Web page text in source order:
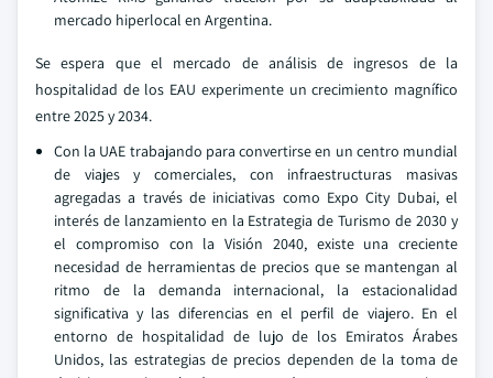
mercado hiperlocal en Argentina.
Se espera que el mercado de análisis de ingresos de la
hospitalidad de los EAU experimente un crecimiento magnífico
entre 2025 y 2034.
Con la UAE trabajando para convertirse en un centro mundial
de viajes y comerciales, con infraestructuras masivas
agregadas a través de iniciativas como Expo City Dubai, el
interés de lanzamiento en la Estrategia de Turismo de 2030 y
el compromiso con la Visión 2040, existe una creciente
necesidad de herramientas de precios que se mantengan al
ritmo de la demanda internacional, la estacionalidad
significativa y las diferencias en el perfil de viajero. En el
entorno de hospitalidad de lujo de los Emiratos Árabes
Unidos, las estrategias de precios dependen de la toma de